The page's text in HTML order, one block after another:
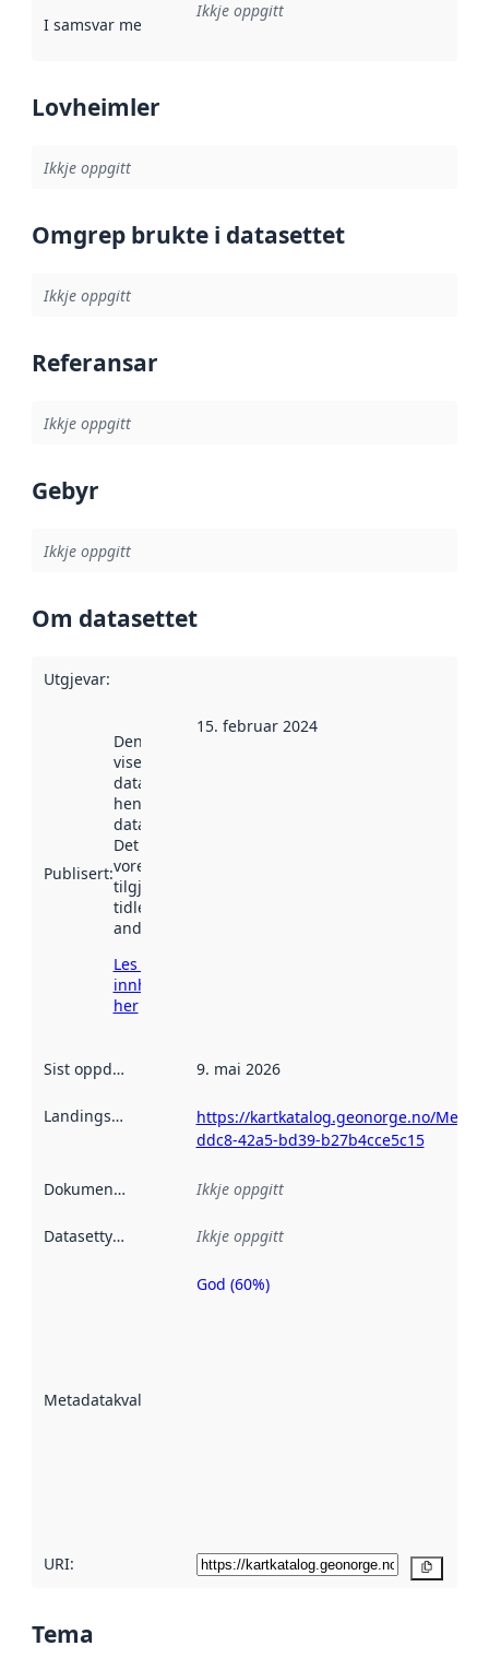
I samsvar med Referanse til ei implementeringsregel eller
Ikkje oppgitt
Lovheimler
Ikkje oppgitt
Omgrep brukte i datasettet
Ikkje oppgitt
Referansar
Ikkje oppgitt
Gebyr
Ikkje oppgitt
Om datasettet
Utgjevar:
Publisert:
Denne datoen
viser når
datasettet vart
henta inn av
data.norge.no.
Det kan ha
vore
tilgjengeleg
tidlegare
andre stader.
Les meir om
innhenting
her
15. februar 2024
Sist oppdatert 9. mai 2026
Landingsside
https://kartkatalog.geonorge.no/
ddc8-42a5-bd39-b27b4cce5c15
Dokumentasjon Ikkje oppgitt
Datasettype Ikkje oppgitt
Metadatakvalitet
Metadatakvalitet
God (60%)
URI:
Tema